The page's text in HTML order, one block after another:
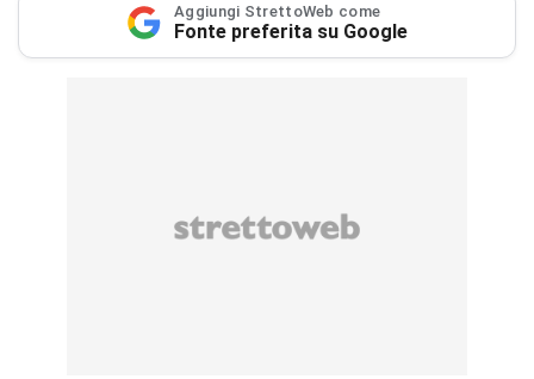
Aggiungi StrettoWeb come
Fonte preferita su Google